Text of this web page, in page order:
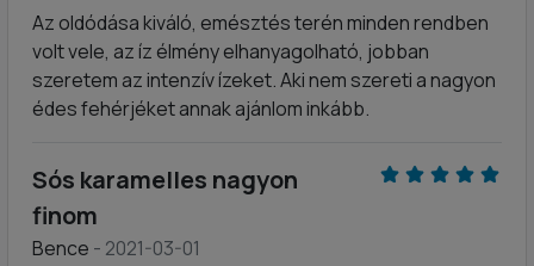
Az oldódása kiváló, emésztés terén minden rendben
volt vele, az íz élmény elhanyagolható, jobban
szeretem az intenzív ízeket. Aki nem szereti a nagyon
édes fehérjéket annak ajánlom inkább.
Sós karamelles nagyon
finom
Bence - 2021-03-01